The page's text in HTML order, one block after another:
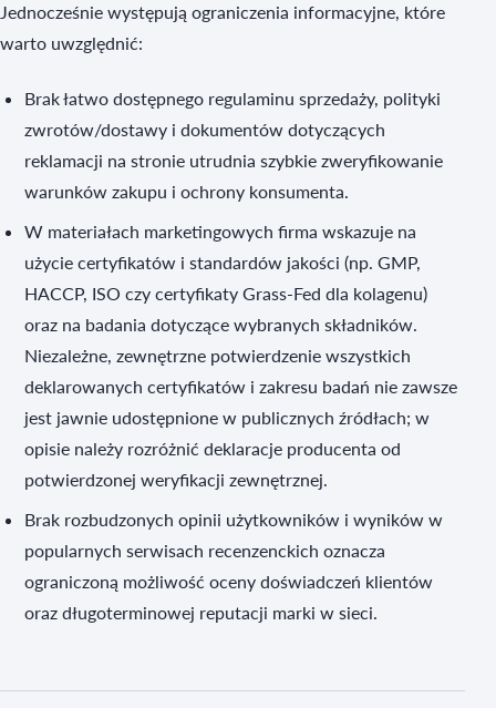
Jednocześnie występują ograniczenia informacyjne, które
warto uwzględnić:
Brak łatwo dostępnego regulaminu sprzedaży, polityki
zwrotów/dostawy i dokumentów dotyczących
reklamacji na stronie utrudnia szybkie zweryfikowanie
warunków zakupu i ochrony konsumenta.
W materiałach marketingowych firma wskazuje na
użycie certyfikatów i standardów jakości (np. GMP,
HACCP, ISO czy certyfikaty Grass-Fed dla kolagenu)
oraz na badania dotyczące wybranych składników.
Niezależne, zewnętrzne potwierdzenie wszystkich
deklarowanych certyfikatów i zakresu badań nie zawsze
jest jawnie udostępnione w publicznych źródłach; w
opisie należy rozróżnić deklaracje producenta od
potwierdzonej weryfikacji zewnętrznej.
Brak rozbudzonych opinii użytkowników i wyników w
popularnych serwisach recenzenckich oznacza
ograniczoną możliwość oceny doświadczeń klientów
oraz długoterminowej reputacji marki w sieci.